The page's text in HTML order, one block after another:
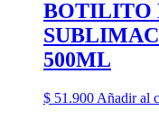
BOTILITO
500ML
$ 51.900 Añadir al